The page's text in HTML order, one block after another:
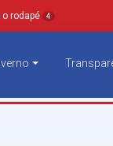
o rodapé 4